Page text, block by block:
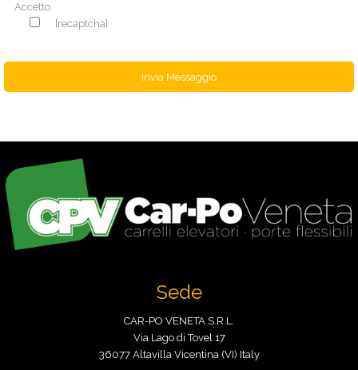
Accetto.
[recaptcha]
Sede
CAR-PO VENETA S.R.L.
Via Lago di Tovel 17
36077 Altavilla Vicentina (VI) Italy